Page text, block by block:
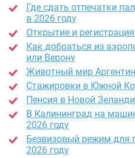
Где сдать отпечатки
в 2026 году
Открытие и
Как добраться из
или Верону
Животный мир
Стажировки в Южной
Пенсия в Новой
В Калининград на
2026 году
Безвизовый режим для
2026 году